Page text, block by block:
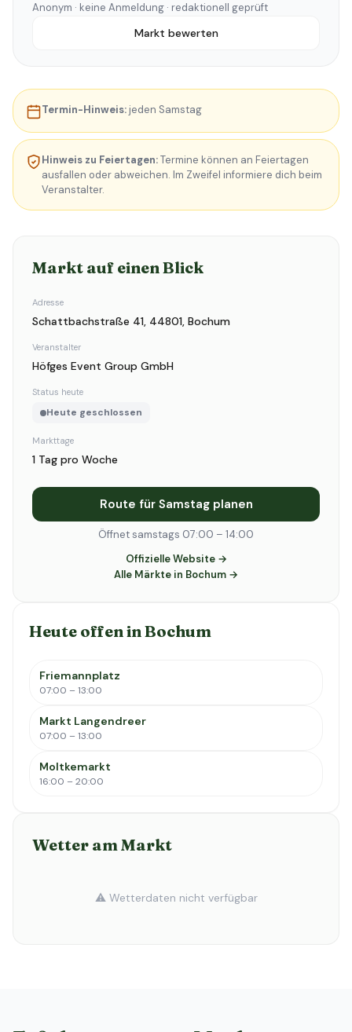
Anonym · keine Anmeldung · redaktionell geprüft
Markt bewerten
Termin-Hinweis: jeden Samstag
Hinweis zu Feiertagen:Termine können an Feiertagen
ausfallen oder abweichen. Im Zweifel informiere dich beim
Veranstalter.
Markt auf einen Blick
Adresse
Schattbachstraße 41, 44801, Bochum
Veranstalter
Höfges Event Group GmbH
Status heute
Heute geschlossen
Markttage
1 Tag pro Woche
Route für Samstag planen
Öffnet samstags 07:00 – 14:00
Offizielle Website →
Alle Märkte in Bochum →
Heute offen in Bochum
Friemannplatz
07:00 – 13:00
Markt Langendreer
07:00 – 13:00
Moltkemarkt
16:00 – 20:00
Wetter am Markt
⚠️ Wetterdaten nicht verfügbar